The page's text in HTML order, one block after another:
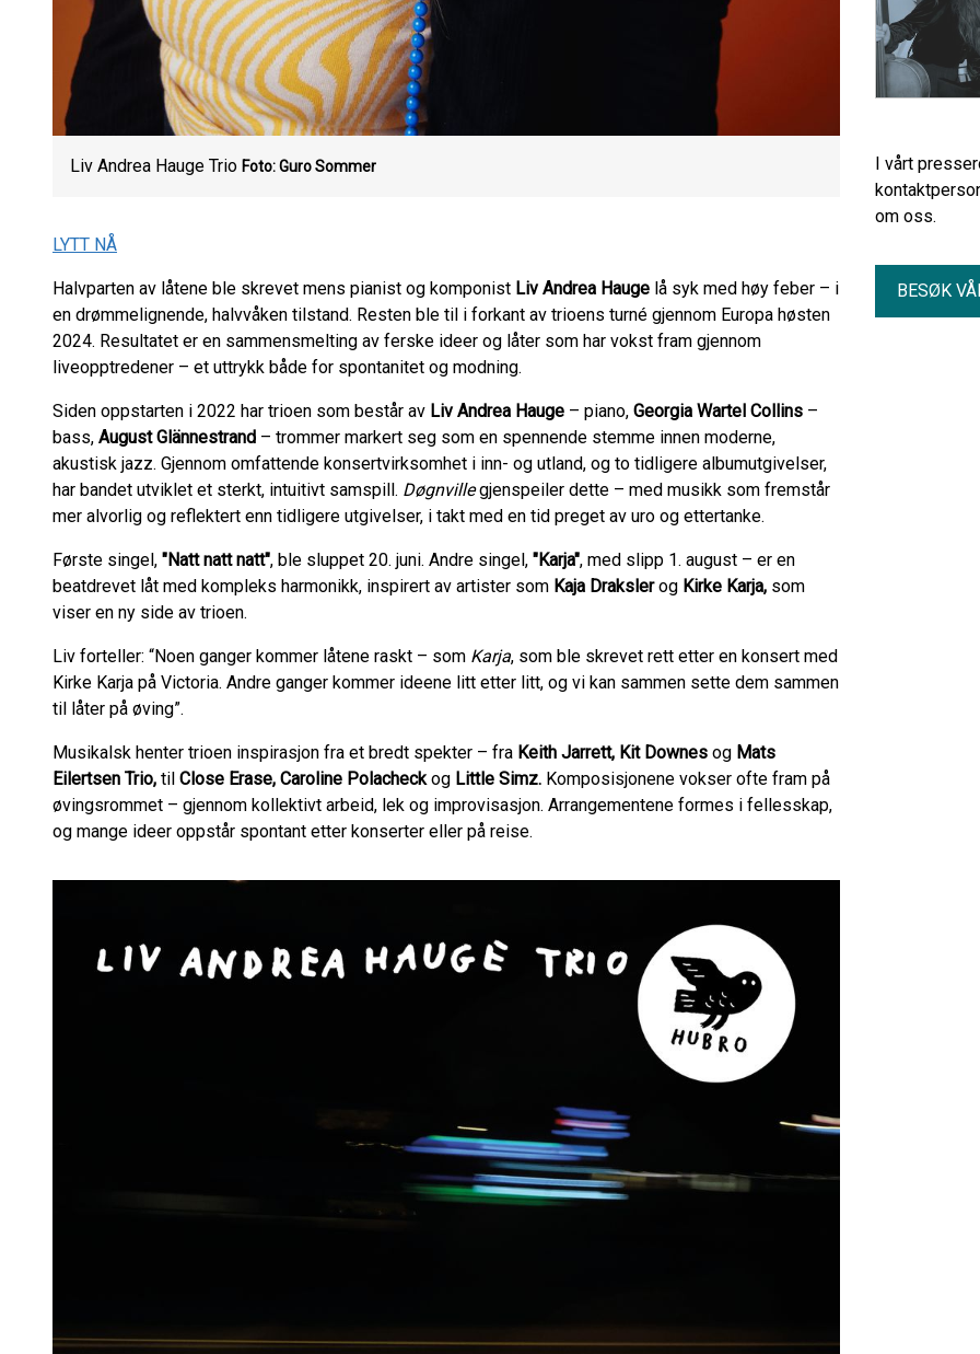
Liv Andrea Hauge Trio Foto: Guro Sommer
LYTT NÅ
Halvparten av låtene ble skrevet mens pianist og komponist Liv Andrea Hauge lå syk med høy feber – i
en drømmelignende, halvvåken tilstand. Resten ble til i forkant av trioens turné gjennom Europa høsten
2024. Resultatet er en sammensmelting av ferske ideer og låter som har vokst fram gjennom
liveopptredener – et uttrykk både for spontanitet og modning.
Siden oppstarten i 2022 har trioen som består av Liv Andrea Hauge – piano, Georgia Wartel Collins –
bass, August Glännestrand – trommer markert seg som en spennende stemme innen moderne,
akustisk jazz. Gjennom omfattende konsertvirksomhet i inn- og utland, og to tidligere albumutgivelser,
har bandet utviklet et sterkt, intuitivt samspill. Døgnvillegjenspeiler dette – med musikk som fremstår
mer alvorlig og reflektert enn tidligere utgivelser, i takt med en tid preget av uro og ettertanke.
Første singel, "Natt natt natt", ble sluppet 20. juni. Andre singel, "Karja", med slipp 1. august – er en
beatdrevet låt med kompleks harmonikk, inspirert av artister som Kaja Drakslerog Kirke Karja, som
viser en ny side av trioen.
Liv forteller: “Noen ganger kommer låtene raskt – som Karja, som ble skrevet rett etter en konsert med
Kirke Karja på Victoria. Andre ganger kommer ideene litt etter litt, og vi kan sammen sette dem sammen
til låter på øving”.
Musikalsk henter trioen inspirasjon fra et bredt spekter – fra Keith Jarrett, Kit Downes og Mats
Eilertsen Trio, til Close Erase, Caroline Polacheckog Little Simz. Komposisjonene vokser ofte fram på
øvingsrommet – gjennom kollektivt arbeid, lek og improvisasjon. Arrangementene formes i fellesskap,
og mange ideer oppstår spontant etter konserter eller på reise.
I vårt
om oss.
BESØK